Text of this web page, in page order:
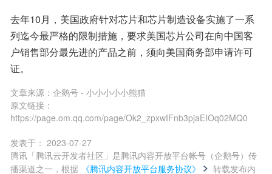
去年10月，美国政府针对芯片和芯片制造设备实施了一系
列迄今最严格的限制措施，要求美国芯片公司在向中国客
户销售部分最先进的产品之前，须向美国商务部申请许可
证。
文章来源： 企鹅号 - 小小小小小熊猫
原文链接：
https://page.om.qq.com/page/Ok2_zpxwIFnb3pjaEIOq02MQ0
发表于： 2023-07-27
腾讯「腾讯云开发者社区」是腾讯内容开放平台帐号（企鹅号）传
播渠道之一，根据
《腾讯内容开放平台服务协议》 转载发布内